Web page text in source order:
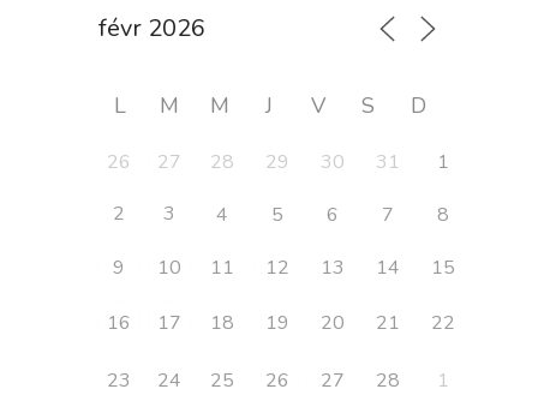
L M M J V S D
26 27 28 29 30 31
1
2
3 4 5 6 7
8
9
10 11 12 13 14 15
16 17 18 19 20 21 22
23 24 25 26 27 28 1